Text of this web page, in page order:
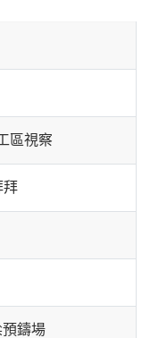
區視察
拜
鑄場